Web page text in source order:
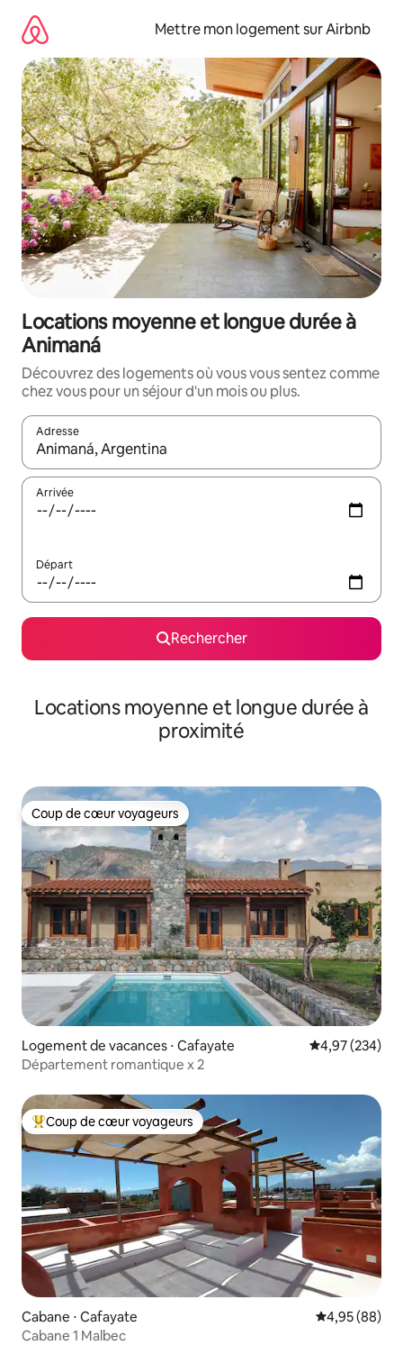
directement
contenu
Mettre mon logement sur Airbnb
Locations moyenne et longue durée à
Animaná
Découvrez des logements où vous vous sentez comme
chez vous pour un séjour d'un mois ou plus.
Adresse
Lorsque les résultats s'affichent, utilisez les flèches vers le
Arrivée
Départ
Rechercher
Locations moyenne et longue durée à
proximité
Coup de cœur voyageurs
Coup de cœur voyageurs
Logement de vacances ⋅ Cafayate Évaluation
4,97 (234)
Département romantique x 2
Coups de cœur voyageurs les plus appréciés
Coup de cœur voyageurs
Cabane ⋅ Cafayate Évaluation
4,95 (88)
Cabane 1 Malbec